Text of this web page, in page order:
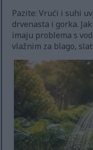
Pazite: Vrući i suhi
drvenasta i gorka.
imaju problema s
vlažnim za blago,